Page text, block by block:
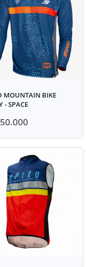
MOUNTAIN BIKE
- SPACE